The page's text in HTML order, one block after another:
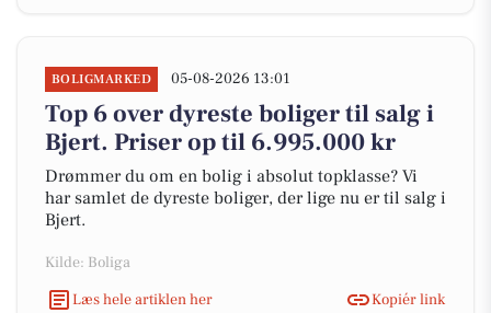
BOLIGMARKED 05-08-2026 13:01
Top 6 over dyreste boliger til salg i
Bjert. Priser op til 6.995.000 kr
Drømmer du om en bolig i absolut topklasse? Vi
har samlet de dyreste boliger, der lige nu er til salg i
Bjert.
Kilde: Boliga
Læs hele artiklen her
Kopiér link